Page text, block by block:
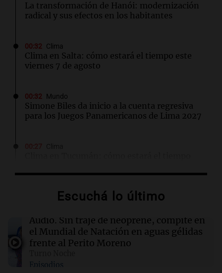
La transformación de Hanói: modernización
radical y sus efectos en los habitantes
00:32 Clima
Clima en Salta: cómo estará el tiempo este
viernes 7 de agosto
00:32 Mundo
Simone Biles da inicio a la cuenta regresiva
para los Juegos Panamericanos de Lima 2027
Clima
este viernes 7 de agosto
00:16 Clima
viernes 7 de agosto
Escuchá lo último
Audio. Sin traje de neoprene, compite en
el Mundial de Natación en aguas gélidas
frente al Perito Moreno
Episodios